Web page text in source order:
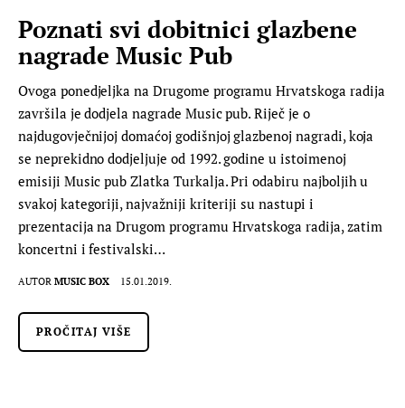
Poznati svi dobitnici glazbene
nagrade Music Pub
Ovoga ponedjeljka na Drugome programu Hrvatskoga radija
završila je dodjela nagrade Music pub. Riječ je o
najdugovječnijoj domaćoj godišnjoj glazbenoj nagradi, koja
se neprekidno dodjeljuje od 1992. godine u istoimenoj
emisiji Music pub Zlatka Turkalja. Pri odabiru najboljih u
svakoj kategoriji, najvažniji kriteriji su nastupi i
prezentacija na Drugom programu Hrvatskoga radija, zatim
koncertni i festivalski…
AUTOR MUSIC BOX 15.01.2019.
PROČITAJ VIŠE